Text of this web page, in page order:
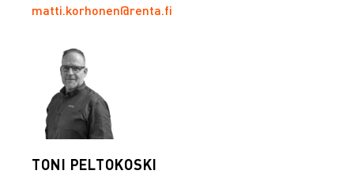
matti.korhonen@renta.fi
TONI PELTOKOSKI